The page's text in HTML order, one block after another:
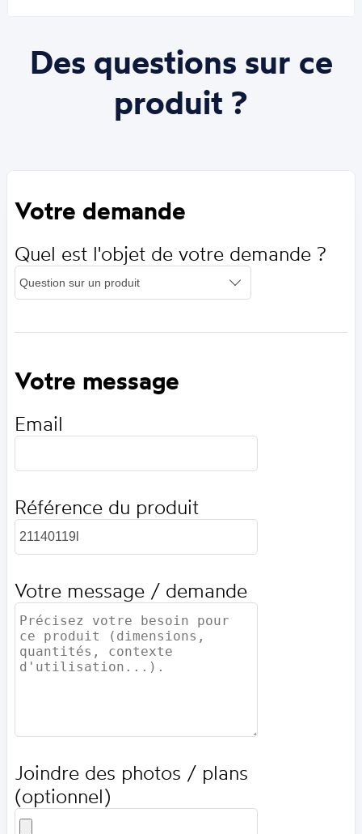
Des questions sur ce
produit ?
Votre demande
Quel est l'objet de votre demande ?
Votre message
Email
Référence du produit
Votre message / demande
Joindre des photos / plans
(optionnel)